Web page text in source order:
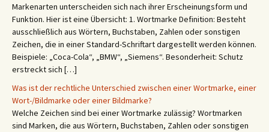
Markenarten unterscheiden sich nach ihrer Erscheinungsform und
Funktion. Hier ist eine Übersicht: 1. Wortmarke Definition: Besteht
ausschließlich aus Wörtern, Buchstaben, Zahlen oder sonstigen
Zeichen, die in einer Standard-Schriftart dargestellt werden können.
Beispiele: „Coca-Cola“, „BMW“, „Siemens“. Besonderheit: Schutz
erstreckt sich […]
Was ist der rechtliche Unterschied zwischen einer Wortmarke, einer
Wort-/Bildmarke oder einer Bildmarke?
Welche Zeichen sind bei einer Wortmarke zulässig? Wortmarken
sind Marken, die aus Wörtern, Buchstaben, Zahlen oder sonstigen